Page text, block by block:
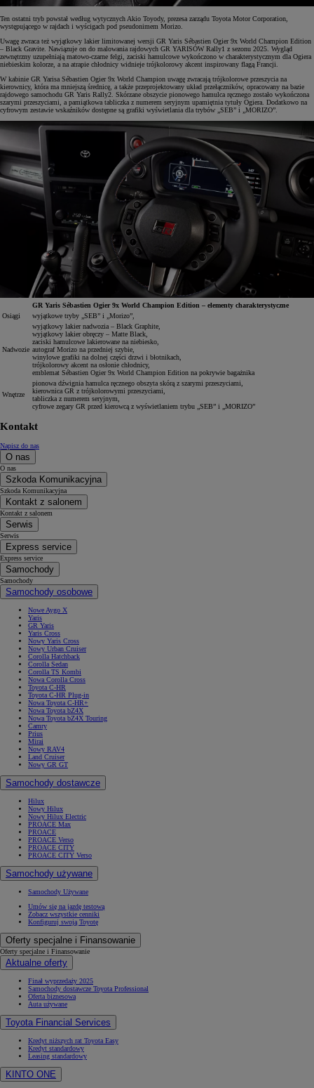
Ten ostatni tryb powstał według wytycznych Akio Toyody, prezesa zarządu Toyota Motor Corporation,
występującego w rajdach i wyścigach pod pseudonimem Morizo.
Uwagę zwraca też wyjątkowy lakier limitowanej wersji GR Yaris Sébastien Ogier 9x World Champion Edition
– Black Gravite. Nawiązuje on do malowania rajdowych GR YARISÓW Rally1 z sezonu 2025. Wygląd
zewnętrzny uzupełniają matowo-czarne felgi, zaciski hamulcowe wykończono w charakterystycznym dla Ogiera
niebieskim kolorze, a na atrapie chłodnicy widnieje trójkolorowy akcent inspirowany flagą Francji.
W kabinie GR Yarisa Sébastien Ogier 9x World Champion uwagę zwracają trójkolorowe przeszycia na
kierownicy, która ma mniejszą średnicę, a także przeprojektowany układ przełączników, opracowany na bazie
rajdowego samochodu GR Yaris Rally2. Skórzane obszycie pionowego hamulca ręcznego zostało wykończona
szarymi przeszyciami, a pamiątkowa tabliczka z numerem seryjnym upamiętnia tytuły Ogiera. Dodatkowo na
cyfrowym zestawie wskaźników dostępne są grafiki wyświetlania dla trybów „SEB” i „MORIZO”.
GR Yaris Sébastien Ogier 9x World Champion Edition – elementy charakterystyczne
Osiągi
wyjątkowe tryby „SEB” i „Morizo”,
Nadwozie
wyjątkowy lakier nadwozia – Black Graphite,
wyjątkowy lakier obręczy – Matte Black,
zaciski hamulcowe lakierowane na niebiesko,
autograf Morizo na przedniej szybie,
winylowe grafiki na dolnej części drzwi i błotnikach,
trójkolorowy akcent na osłonie chłodnicy,
emblemat Sébastien Ogier 9x World Champion Edition na pokrywie bagażnika
Wnętrze
pionowa dźwignia hamulca ręcznego obszyta skórą z szarymi przeszyciami,
kierownica GR z trójkolorowymi przeszyciami,
tabliczka z numerem seryjnym,
cyfrowe zegary GR przed kierowcą z wyświetlaniem trybu „SEB” i „MORIZO”
Kontakt
Napisz do nas
O nas
O nas
Szkoda Komunikacyjna
Szkoda Komunikacyjna
Kontakt z salonem
Kontakt z salonem
Serwis
Serwis
Express service
Express service
Samochody
Samochody
Samochody osobowe
Nowe Aygo X
Yaris
GR Yaris
Yaris Cross
Nowy Yaris Cross
Nowy Urban Cruiser
Corolla Hatchback
Corolla Sedan
Corolla TS Kombi
Nowa Corolla Cross
Toyota C-HR
Toyota C-HR Plug-in
Nowa Toyota C-HR+
Nowa Toyota bZ4X
Nowa Toyota bZ4X Touring
Camry
Prius
Mirai
Nowy RAV4
Land Cruiser
Nowy GR GT
Samochody dostawcze
Hilux
Nowy Hilux
Nowy Hilux Electric
PROACE Max
PROACE
PROACE Verso
PROACE CITY
PROACE CITY Verso
Samochody używane
Samochody Używane
Umów się na jazdę testową
Zobacz wszystkie cenniki
Konfiguruj swoją Toyotę
Oferty specjalne i Finansowanie
Oferty specjalne i Finansowanie
Aktualne oferty
Finał wyprzedaży 2025
Samochody dostawcze Toyota Professional
Oferta biznesowa
Auta używane
Toyota Financial Services
Kredyt niższych rat Toyota Easy
Kredyt standardowy
Leasing standardowy
KINTO ONE